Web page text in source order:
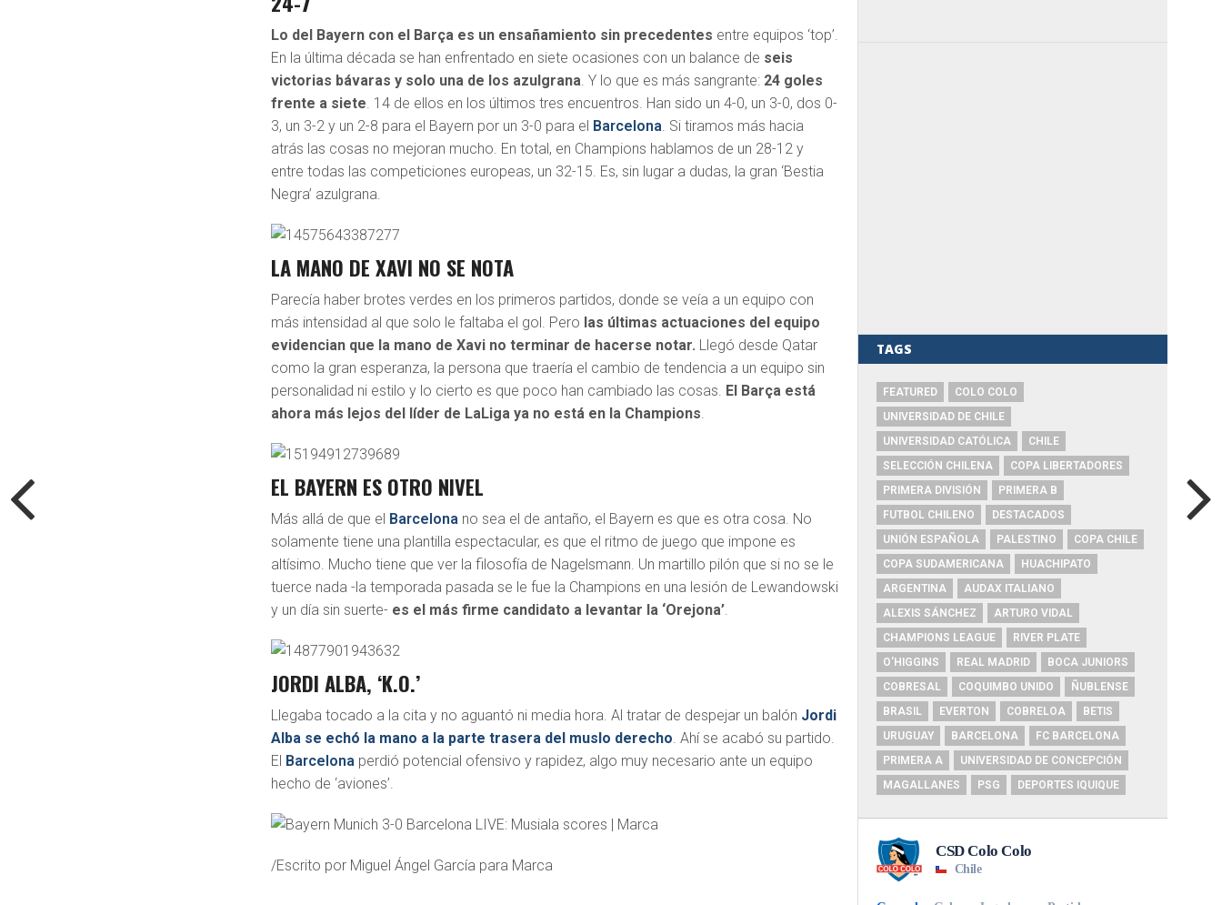
Lo del Bayern con el Barça es un ensañamiento sin precedentes entre equipos ‘top’.
En la última década se han enfrentado en siete ocasiones con un balance de seis
victorias bávaras y solo una de los azulgrana . Y lo que es más sangrante: 24 goles
frente a siete . 14 de ellos en los últimos tres encuentros. Han sido un 4-0, un 3-0, dos 0-
3, un 3-2 y un 2-8 para el Bayern por un 3-0 para el Barcelona . Si tiramos más hacia
atrás las cosas no mejoran mucho. En total, en Champions hablamos de un 28-12 y
entre todas las competiciones europeas, un 32-15. Es, sin lugar a dudas, la gran ‘Bestia
Negra’ azulgrana.
LA MANO DE XAVI NO SE NOTA
Parecía haber brotes verdes en los primeros partidos, donde se veía a un equipo con
más intensidad al que solo le faltaba el gol. Pero las últimas actuaciones del equipo
evidencian que la mano de Xavi no terminar de hacerse notar. Llegó desde Qatar
como la gran esperanza, la persona que traería el cambio de tendencia a un equipo sin
personalidad ni estilo y lo cierto es que poco han cambiado las cosas. El Barça está
ahora más lejos del líder de LaLiga ya no está en la Champions
EL BAYERN ES OTRO NIVEL
Más allá de que el Barcelona no sea el de antaño, el Bayern es que es otra cosa. No
solamente tiene una plantilla espectacular, es que el ritmo de juego que impone es
altísimo. Mucho tiene que ver la filosofía de Nagelsmann. Un martillo pilón que si no se le
tuerce nada -la temporada pasada se le fue la Champions en una lesión de Lewandowski
y un día sin suerte- es el más firme candidato a levantar la ‘Orejona’
JORDI ALBA, ‘K.O.’
Llegaba tocado a la cita y no aguantó ni media hora. Al tratar de despejar un balón Jordi
Alba se echó la mano a la parte trasera del muslo derecho . Ahí se acabó su partido.
El Barcelona perdió potencial ofensivo y rapidez, algo muy necesario ante un equipo
hecho de ‘aviones’.
/Escrito por Miguel Ángel García para Marca
TAGS
FEATURED
COLO COLO
UNIVERSIDAD DE CHILE
UNIVERSIDAD CATÓLICA
CHILE
SELECCIÓN CHILENA
COPA LIBERTADORES
PRIMERA DIVISIÓN
PRIMERA B
FUTBOL CHILENO
DESTACADOS
UNIÓN ESPAÑOLA
PALESTINO
COPA CHILE
COPA SUDAMERICANA
HUACHIPATO
ARGENTINA
AUDAX ITALIANO
ALEXIS SÁNCHEZ
ARTURO VIDAL
CHAMPIONS LEAGUE
RIVER PLATE
O'HIGGINS
REAL MADRID
BOCA JUNIORS
COBRESAL
COQUIMBO UNIDO
ÑUBLENSE
BRASIL
EVERTON COBRELOA
BETIS
URUGUAY
BARCELONA
FC BARCELONA
PRIMERA A
UNIVERSIDAD DE CONCEPCIÓN
MAGALLANES
PSG DEPORTES IQUIQUE